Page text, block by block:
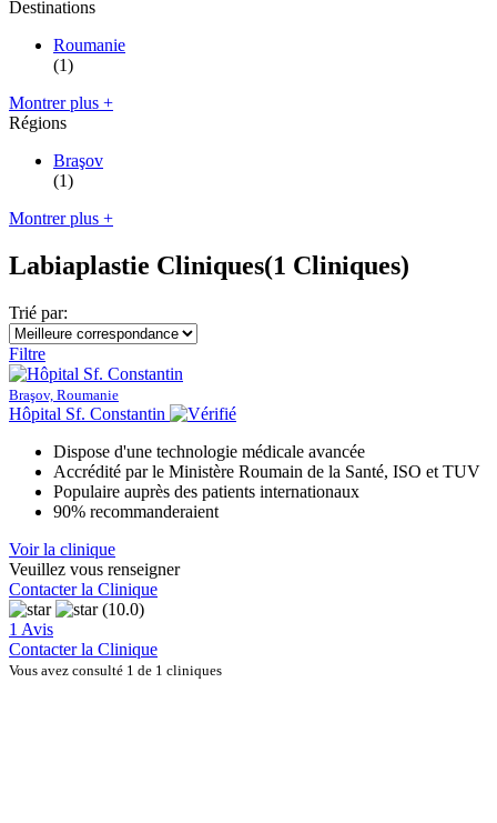
Destinations
Roumanie
(1)
Montrer plus +
Régions
Braşov
(1)
Montrer plus +
Labiaplastie Cliniques(1 Cliniques)
Trié par:
Filtre
Braşov, Roumanie
Hôpital Sf. Constantin
Dispose d'une technologie médicale avancée
Accrédité par le Ministère Roumain de la Santé, ISO et TUV
Populaire auprès des patients internationaux
90% recommanderaient
Voir la clinique
Veuillez vous renseigner
Contacter la Clinique
(10.0)
1 Avis
Contacter la Clinique
Vous avez consulté 1 de 1 cliniques